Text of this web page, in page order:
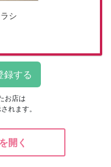
シ
お店は
れます。
開く